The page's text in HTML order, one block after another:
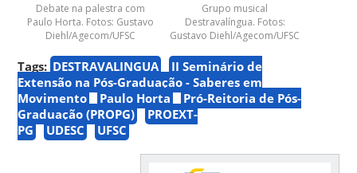
Debate na palestra com
Paulo Horta. Fotos: Gustavo
Diehl/Agecom/UFSC
Grupo musical
Destravalíngua. Fotos:
Gustavo Diehl/Agecom/UFSC
Tags: DESTRAVALINGUA
II Seminário de
Extensão na Pós-Graduação - Saberes em
Movimento
Paulo Horta
Pró-Reitoria de Pós-
Graduação (PROPG)
PROEXT-
PG
UDESC UFSC